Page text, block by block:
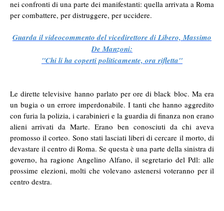
nei confronti di una parte dei manifestanti: quella arrivata a Roma
per combattere, per distruggere, per uccidere.
Guarda il videocommento del vicedirettore di Libero, Massimo
De Manzoni:
"Chi li ha coperti politicamente, ora rifletta"
Le dirette televisive hanno parlato per ore di black bloc. Ma era
un bugia o un errore imperdonabile. I tanti che hanno aggredito
con furia la polizia, i carabinieri e la guardia di finanza non erano
alieni arrivati da Marte. Erano ben conosciuti da chi aveva
promosso il corteo. Sono stati lasciati liberi di cercare il morto, di
devastare il centro di Roma. Se questa è una parte della sinistra di
governo, ha ragione Angelino Alfano, il segretario del Pdl: alle
prossime elezioni, molti che volevano astenersi voteranno per il
centro destra.